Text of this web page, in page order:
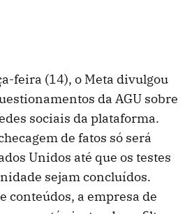
feira (14), o Meta divulgou
da AGU sobre
sociais da plataforma.
de fatos só será
Unidos até que os testes
sejam concluídos.
conteúdos, a empresa de